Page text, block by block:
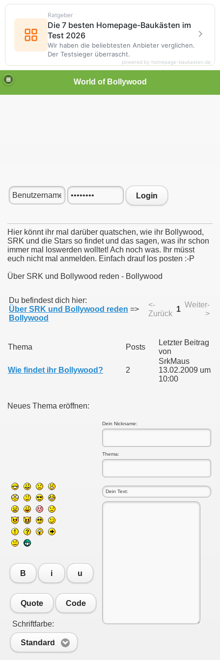
World of Bollywood
Login
Hier könnt ihr mal darüber quatschen, wie ihr Bollywood,
SRK und die Stars so findet und das sagen, was ihr schon
immer mal loswerden wolltet! Ach noch was. Ihr müsst
euch nicht mal anmelden. Einfach drauf los posten :-P
Über SRK und Bollywood reden - Bollywood
Du befindest dich hier:
Über SRK und Bollywood reden =>
Bollywood
<-
Zurück
1
Weiter-
>
Thema Posts
Letzter Beitrag
von
Wie findet ihr Bollywood? 2
SrkMaus
13.02.2009 um
10:00
Neues Thema eröffnen:
Dein Nickname:
Thema:
B i u
Quote Code
Schriftfarbe:
Standard
Ratgeber
Die 7 besten Homepage-Baukästen im
Test 2026
Wir haben die beliebtesten Anbieter verglichen.
Der Testsieger überrascht.
powered by homepage-baukasten.de